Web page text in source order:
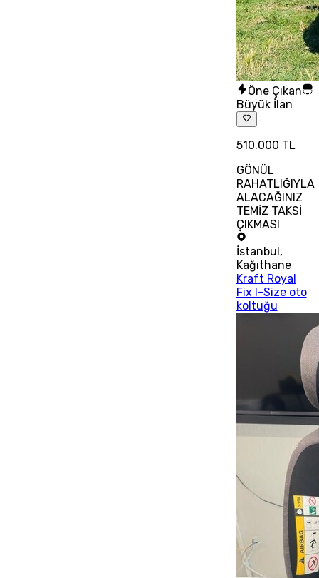
Öne Çıkan
Büyük İlan
510.000 TL
GÖNÜL
RAHATLIĞIYLA
ALACAĞINIZ
TEMİZ TAKSİ
ÇIKMASI
İstanbul ,
Kağıthane
Kraft Royal
Fix I-Size oto
koltuğu